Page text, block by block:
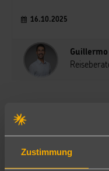
Zustimmung
16.10.2025